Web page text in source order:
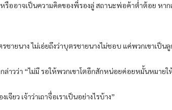
รืออาจเป็นความคิดของพี่รองลู่ สถานะพ่อค้าต่ำต้อย หา
ชายนาง ไม่เอ่ยถึงว่าบุตรชายนางไม่ชอบ แค่พวกเขาเป็น
ล่าวว่า “ไม่มี รอให้พวกเขาโตอีกสักหน่อยค่อยหมั้นหมายใ
ยว เจ้าว่าเถาจื่อเราเป็นอย่างไรบ้าง”